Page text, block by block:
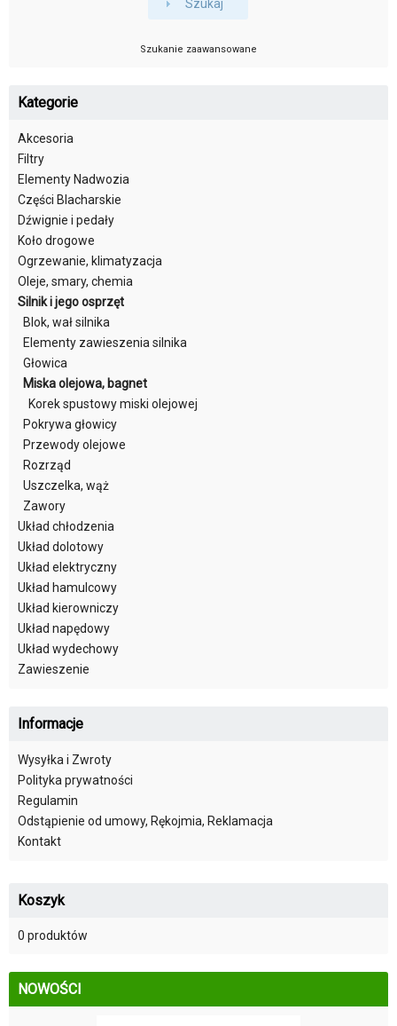
Szukaj
Szukanie zaawansowane
Kategorie
Akcesoria
Filtry
Elementy Nadwozia
Części Blacharskie
Dźwignie i pedały
Koło drogowe
Ogrzewanie, klimatyzacja
Oleje, smary, chemia
Silnik i jego osprzęt
Blok, wał silnika
Elementy zawieszenia silnika
Głowica
Miska olejowa, bagnet
Korek spustowy miski olejowej
Pokrywa głowicy
Przewody olejowe
Rozrząd
Uszczelka, wąż
Zawory
Układ chłodzenia
Układ dolotowy
Układ elektryczny
Układ hamulcowy
Układ kierowniczy
Układ napędowy
Układ wydechowy
Zawieszenie
Informacje
Wysyłka i Zwroty
Polityka prywatności
Regulamin
Odstąpienie od umowy, Rękojmia, Reklamacja
Kontakt
Koszyk
0 produktów
NOWOŚCI